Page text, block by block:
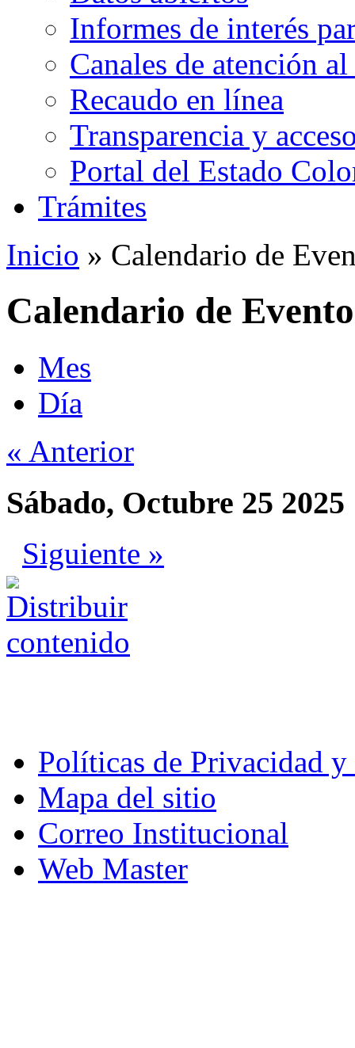
Informes de interés
Canales de atención
Recaudo en línea
Transparencia y
Portal del Estado
Trámites
Inicio » Calendario de
Calendario de
Mes
Día
« Anterior
Sábado, Octubre 25 2025
Siguiente »
Políticas de Privacidad
Mapa del sitio
Correo Institucional
Web Master